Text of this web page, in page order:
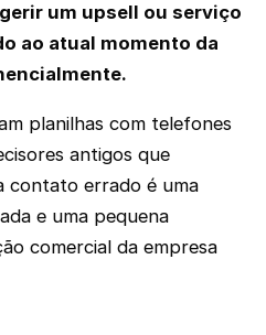
um upsell ou serviço
ao atual momento da
planilhas com telefones
antigos que
contato errado é uma
e uma pequena
comercial da empresa